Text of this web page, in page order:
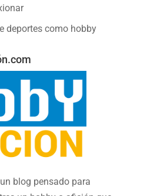
deportes como hobby
blog pensado para